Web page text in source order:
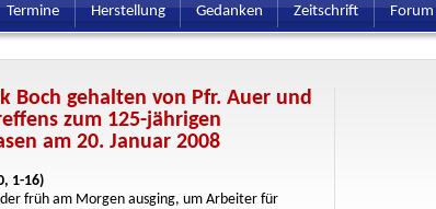
Termine Herstellung Gedanken Zeitschrift Forum
Boch gehalten von Pfr. Auer und
zum 125-jährigen
am 20. Januar 2008
1-16)
früh am Morgen ausging, um Arbeiter für